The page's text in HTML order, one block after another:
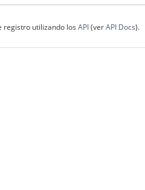
registro utilizando los API(verAPI Docs).